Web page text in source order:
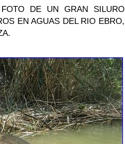
DE UN GRAN SILURO
EN AGUAS DEL RIO EBRO,